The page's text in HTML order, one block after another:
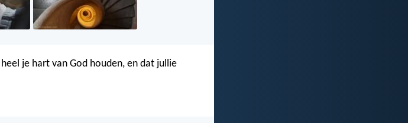
je hart van God houden, en dat jullie